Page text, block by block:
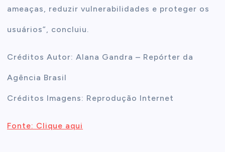
ameaças, reduzir vulnerabilidades e proteger os
usuários”, concluiu.
Créditos Autor: Alana Gandra – Repórter da
Agência Brasil
Créditos Imagens: Reprodução Internet
Fonte: Clique aqui